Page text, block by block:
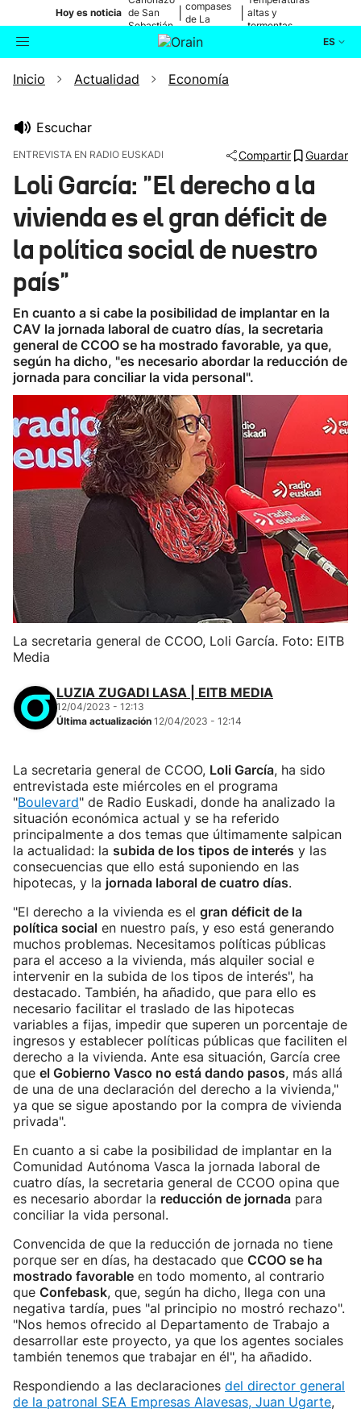
Hoy es noticia de San
Sebastián
compases
de La
altas y
tormentas
ES
Buscador Actualidad
Ikusmiran
Eguraldia
Inicio Actualidad Economía
Escuchar
ENTREVISTA EN RADIO EUSKADI Compartir Guardar
Loli García: "El derecho a la
vivienda es el gran déficit de
la política social de nuestro
país"
En cuanto a si cabe la posibilidad de implantar en la
CAV la jornada laboral de cuatro días, la secretaria
general de CCOO se ha mostrado favorable, ya que,
según ha dicho, "es necesario abordar la reducción de
jornada para conciliar la vida personal".
La secretaria general de CCOO, Loli García. Foto: EITB
Media
LUZIA ZUGADI LASA | EITB MEDIA
12/04/2023 - 12:13
Última actualización 12/04/2023 - 12:14
La secretaria general de CCOO, Loli García, ha sido
entrevistada este miércoles en el programa
"Boulevard" de Radio Euskadi, donde ha analizado la
situación económica actual y se ha referido
principalmente a dos temas que últimamente salpican
la actualidad: la subida de los tipos de interés y las
consecuencias que ello está suponiendo en las
hipotecas, y la jornada laboral de cuatro días.
"El derecho a la vivienda es el gran déficit de la
política social en nuestro país, y eso está generando
muchos problemas. Necesitamos políticas públicas
para el acceso a la vivienda, más alquiler social e
intervenir en la subida de los tipos de interés", ha
destacado. También, ha añadido, que para ello es
necesario facilitar el traslado de las hipotecas
variables a fijas, impedir que superen un porcentaje de
ingresos y establecer políticas públicas que faciliten el
derecho a la vivienda. Ante esa situación, García cree
que el Gobierno Vasco no está dando pasos, más allá
de una de una declaración del derecho a la vivienda,"
ya que se sigue apostando por la compra de vivienda
privada".
En cuanto a si cabe la posibilidad de implantar en la
Comunidad Autónoma Vasca la jornada laboral de
cuatro días, la secretaria general de CCOO opina que
es necesario abordar la reducción de jornada para
conciliar la vida personal.
Convencida de que la reducción de jornada no tiene
porque ser en días, ha destacado que CCOO se ha
mostrado favorable en todo momento, al contrario
que Confebask, que, según ha dicho, llega con una
negativa tardía, pues "al principio no mostró rechazo".
"Nos hemos ofrecido al Departamento de Trabajo a
desarrollar este proyecto, ya que los agentes sociales
también tenemos que trabajar en él", ha añadido.
Respondiendo a las declaraciones del director general
de la patronal SEA Empresas Alavesas, Juan Ugarte,